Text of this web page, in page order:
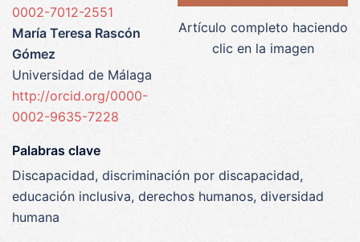
Artículo completo haciendo
clic en la imagen
0002-7012-2551
María Teresa Rascón
Gómez
Universidad de Málaga
http://orcid.org/0000-
0002-9635-7228
Palabras clave
Discapacidad, discriminación por discapacidad,
educación inclusiva, derechos humanos, diversidad
humana